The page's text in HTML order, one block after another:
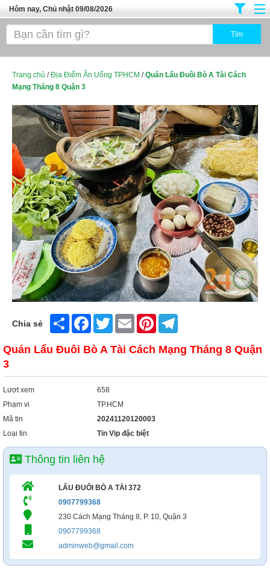
Hôm nay, Chủ nhật 09/08/2026
Trang chủ
Tuyển Sinh Đào Tạo
Đồ Dùng Nội Ngoại Thất
Điện Tử Điện Máy
Làm Đẹp
Thời Trang
Việc Làm
Dịch Vụ
Hàng Tiêu Dùng
Xây Dựng
Tổng Hợp
Trang chủ /Địa Điểm Ăn Uống TPHCM /Quán Lẩu Đuôi Bò A Tài Cách
Mạng Tháng 8 Quận 3
Chia sẻ Share FacebookTwitter Email Pinterest
Quán Lẩu Đuôi Bò A Tài Cách Mạng Tháng 8 Quận
3
Lượt xem
658
Phạm vi
TP.HCM
Mã tin
20241120120003
Loại tin
Tin Vip đặc biệt
Thông tin liên hệ
LẨU ĐUÔI BÒ A TÀI 372
0907799368
230 Cách Mạng Tháng 8, P. 10, Quận 3
0907799368
adminweb@gmail.com